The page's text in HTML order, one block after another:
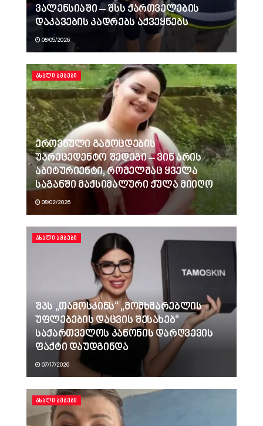
ვალენსიაში – შსს ქართველების
დაკავების კადრებს აქვეყნებს
08/05/2026
ᲐᲮᲐᲚᲘ ᲐᲛᲑᲔᲑᲘ
ეროვნული გამოცდების
უპრეცედენტო შედეგი – ვინ არის
აბიტურიენტი, რომელმაც ყველა
საგანში მაქსიმალური ქულა მიიღო
08/02/2026
ᲐᲮᲐᲚᲘ ᲐᲛᲑᲔᲑᲘ
შპს „თამოსკინს“ „მომხმარებლის
უფლებების დაცვის შესახებ“
საქართველოს კანონის დარღვევის
ფაქტი დაუდგინდა
07/17/2026
ᲐᲮᲐᲚᲘ ᲐᲛᲑᲔᲑᲘ